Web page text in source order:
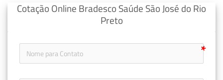
Cotação Online Bradesco Saúde São José do Rio
Preto